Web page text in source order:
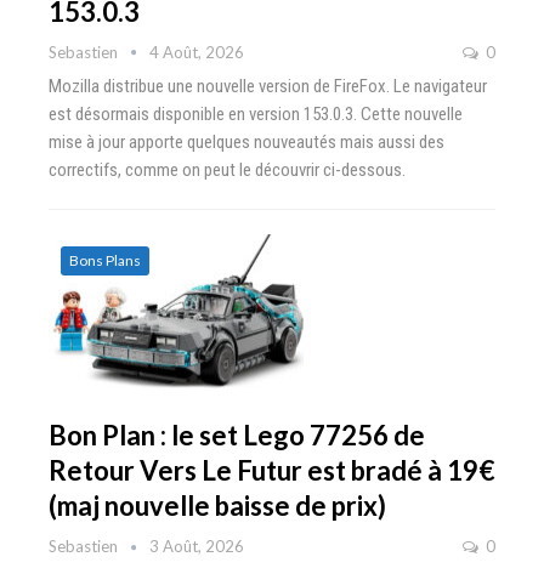
153.0.3
Sebastien 4 Août, 2026 0
Mozilla distribue une nouvelle version de FireFox. Le navigateur
est désormais disponible en version 153.0.3. Cette nouvelle
mise à jour apporte quelques nouveautés mais aussi des
correctifs, comme on peut le découvrir ci-dessous.
Bons Plans
Bon Plan : le set Lego 77256 de
Retour Vers Le Futur est bradé à 19€
(maj nouvelle baisse de prix)
Sebastien 3 Août, 2026 0